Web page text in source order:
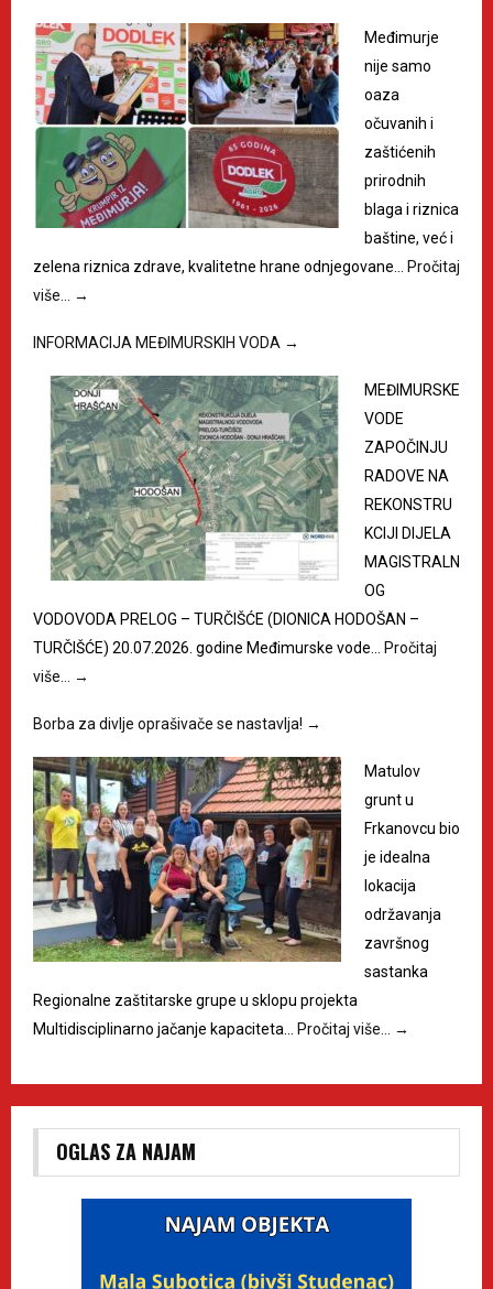
Međimurje
nije samo
oaza
očuvanih i
zaštićenih
prirodnih
blaga i riznica
baštine, već i
zelena riznica zdrave, kvalitetne hrane odnjegovane…
Pročitaj
više…
→
INFORMACIJA MEĐIMURSKIH VODA →
MEĐIMURSKE
VODE
ZAPOČINJU
RADOVE NA
REKONSTRU
KCIJI DIJELA
MAGISTRALN
OG
VODOVODA PRELOG – TURČIŠĆE (DIONICA HODOŠAN –
TURČIŠĆE) 20.07.2026. godine Međimurske vode…
Pročitaj
više…
→
Borba za divlje oprašivače se nastavlja! →
Matulov
grunt u
Frkanovcu bio
je idealna
lokacija
održavanja
završnog
sastanka
Regionalne zaštitarske grupe u sklopu projekta
Multidisciplinarno jačanje kapaciteta…
Pročitaj više… →
OGLAS ZA NAJAM